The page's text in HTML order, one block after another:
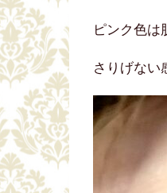
ピンク色は
さりげない